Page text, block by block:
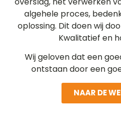
algehele proces,
oplossing. Dit doen wij
Kwalitatief en
Wij geloven dat een
ontstaan door een
NAAR DE